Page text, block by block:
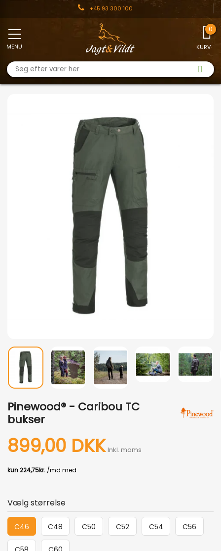
+45 93 300 100
KURV
MENU
Pinewood® - Caribou TC
bukser
899,00 DKK Inkl. moms
Vælg størrelse
C46 C48 C50 C52 C54 C56